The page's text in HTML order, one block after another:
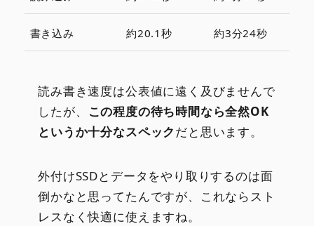
書き込み 約20.1秒 約3分24秒
読み書き速度は公表値に遠く及びませんで
したが、
この程度の待ち時間なら全然OK
というか十分なスペックだと思います。
外付けSSDとデータをやり取りするのは面
倒かなと思ってたんですが、これならスト
レスなく快適に使えますね。